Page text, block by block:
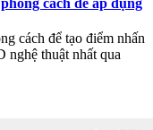
cách để tạo điểm nhấn
nghệ thuật nhất qua